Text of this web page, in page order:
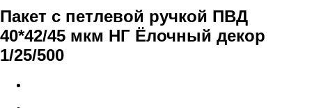
Пакет с петлевой ручкой ПВД
40*42/45 мкм НГ Ёлочный декор
1/25/500